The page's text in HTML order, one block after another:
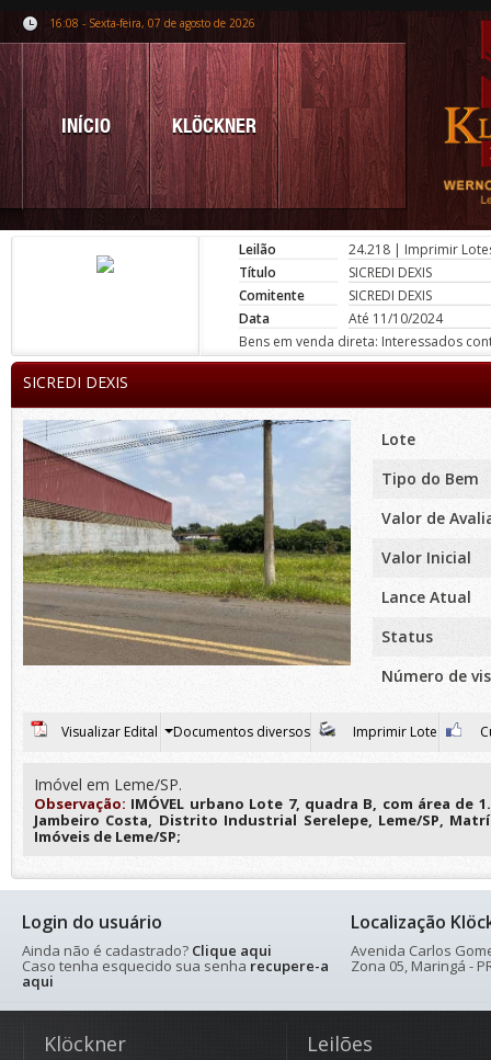
16:08 - Sexta-feira, 07 de agosto de 2026
INÍCIO KLÖCKNER
Leilão 24.218 | Imprimir
Título
SICREDI DEXIS
Comitente
SICREDI DEXIS
Data
Até 11/10/2024
Bens em venda direta: Interessados
SICREDI DEXIS
Lote
Tipo do Bem
Valor de
Valor Inicial
Lance Atual
Status
Número de
Visualizar Edital Documentos diversos Imprimir Lote
Imóvel em Leme/SP.
Observação: IMÓVEL urbano Lote 7, quadra B, com área de
Jambeiro Costa, Distrito Industrial Serelepe, Leme/SP,
Imóveis de Leme/SP;
Login do usuário
Ainda não é cadastrado? Clique aqui
Caso tenha esquecido sua senha recupere-a
aqui
Localização
Avenida Carlos
Zona 05, Maringá -
Klöckner Leilões